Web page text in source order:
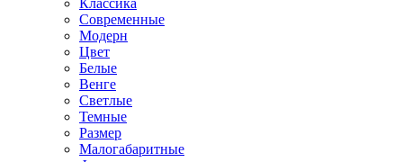
Классика
Современные
Модерн
Цвет
Белые
Венге
Светлые
Темные
Размер
Малогабаритные